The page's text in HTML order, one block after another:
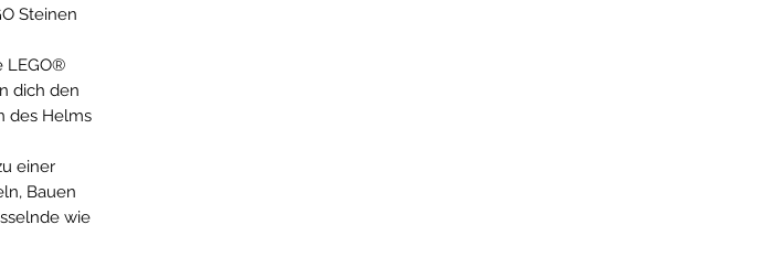
Steinen
LEGO®
dich den
des Helms
einer
Bauen
wie